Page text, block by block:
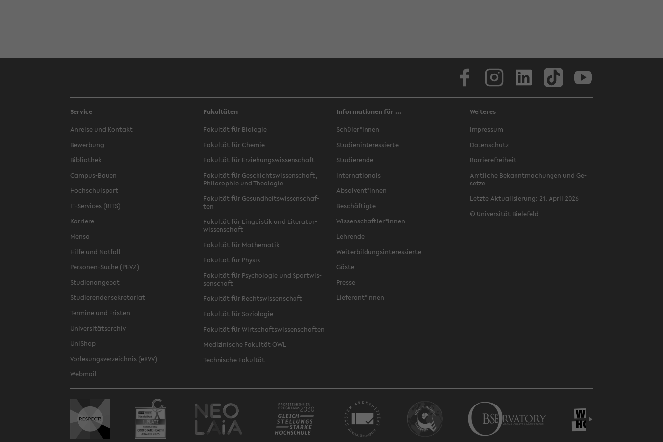
Face­book
Service
An­rei­se und Kon­takt
Be­wer­bung
Bi­blio­thek
Campus-​Bauen
Hoch­schul­sport
IT-​Services (BITS)
Kar­rie­re
Mensa
Hilfe und Not­fall
Personen-​Suche (PEVZ)
Stu­di­en­an­ge­bot
Stu­die­ren­den­se­kre­ta­ri­at
Ter­mi­ne und Fris­ten
Uni­ver­si­täts­ar­chiv
Uni­Shop
Vor­le­sungs­ver­zeich­nis (eKVV)
Web­mail
Fakultäten
Fa­kul­tät für Bio­lo­gie
Fa­kul­tät für Che­mie
Fa­kul­tät für Er­zie­hungs­wis­sen­schaft
Fa­kul­tät für Ge­schichts­wis­sen­schaft,
Phi­lo­so­phie und Theo­lo­gie
Fa­kul­tät für Ge­sund­heits­wis­sen­schaf­
ten
Fa­kul­tät für Lin­gu­is­tik und Li­te­ra­tur­
wis­sen­schaft
Fa­kul­tät für Ma­the­ma­tik
Fa­kul­tät für Phy­sik
Fa­kul­tät für Psy­cho­lo­gie und Sport­wis­
sen­schaft
Fa­kul­tät für Rechts­wis­sen­schaft
Fa­kul­tät für So­zio­lo­gie
Fa­kul­tät für Wirt­schafts­wis­sen­schaf­ten
Me­di­zi­ni­sche Fa­kul­tät OWL
Tech­ni­sche Fa­kul­tät
Informationen für ...
Schü­ler*innen
Stu­di­en­in­ter­es­sier­te
Stu­die­ren­de
In­ter­na­tio­nals
Ab­sol­vent*innen
Be­schäf­tig­te
Wis­sen­schaft­ler*innen
Leh­ren­de
Wei­ter­bil­dungs­in­ter­es­sier­te
Gäste
Pres­se
Lie­fe­rant*innen
Weiteres
Im­pres­sum
Da­ten­schutz
Bar­rie­re­frei­heit
Amt­li­che Be­kannt­ma­chun­gen und Ge­
set­ze
Letz­te Ak­tua­li­sie­rung: 21. April 2026
© Uni­ver­si­tät Bie­le­feld